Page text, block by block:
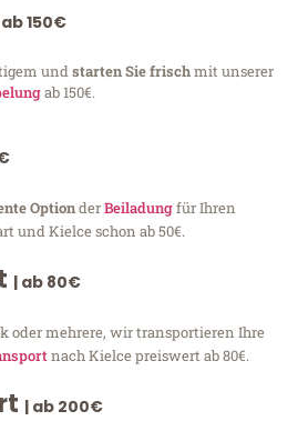
ab 150€
undstarten Sie frischmit unserer
ab 150€.
OptionderBeiladungfür Ihren
und Kielce schon ab 50€.
| ab 80€
oder mehrere, wir transportieren Ihre
nach Kielce preiswert ab 80€.
| ab 200€